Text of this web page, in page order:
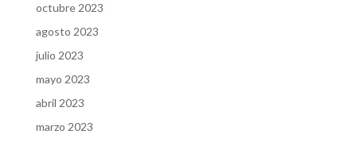
octubre 2023
agosto 2023
julio 2023
mayo 2023
abril 2023
marzo 2023